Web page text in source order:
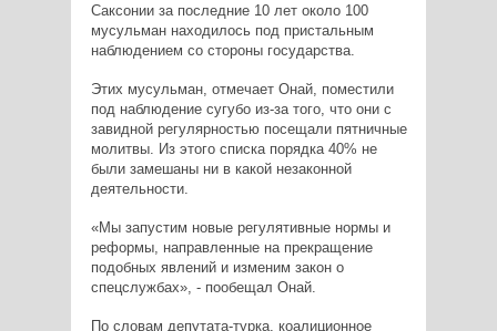
Саксонии за последние 10 лет около 100
мусульман находилось под пристальным
наблюдением со стороны государства.
Этих мусульман, отмечает Онай, поместили
под наблюдение сугубо из-за того, что они с
завидной регулярностью посещали пятничные
молитвы. Из этого списка порядка 40% не
были замешаны ни в какой незаконной
деятельности.
«Мы запустим новые регулятивные нормы и
реформы, направленные на прекращение
подобных явлений и изменим закон о
спецслужбах», - пообещал Онай.
По словам депутата-турка, коалиционное